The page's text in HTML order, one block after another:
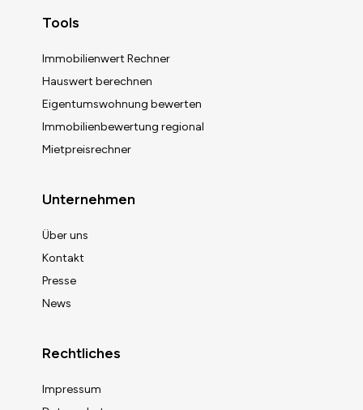
Tools
Immobilienwert Rechner
Hauswert berechnen
Eigentumswohnung bewerten
Immobilienbewertung regional
Mietpreisrechner
Unternehmen
Über uns
Kontakt
Presse
News
Rechtliches
Impressum